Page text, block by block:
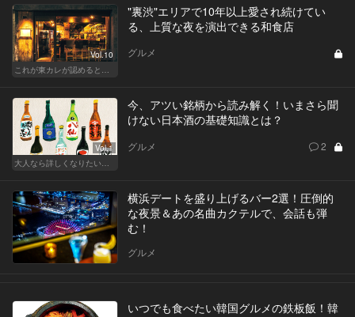
Vol.10
これが東カレが認めるとっておきの和食店
"裏渋"エリアで10年以上愛され続けてい
る、上質な夜を演出できる和食店
グルメ
Vol.1
大人なら詳しくなりたい、お酒の基礎知識
今、アツい銘柄から読み解く！いまさら聞
けない日本酒の基礎知識とは？
グルメ 2
横浜デートを盛り上げるバー2選！圧倒的
な夜景＆あの名曲カクテルで、会話も弾
む！
グルメ
いつでも食べたい韓国グルメの鉄板飯！韓